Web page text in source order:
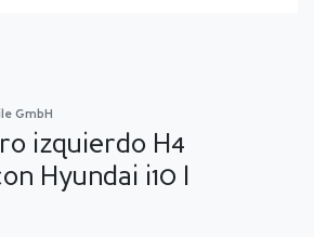
GmbH
izquierdo H4
Hyundai i10 I